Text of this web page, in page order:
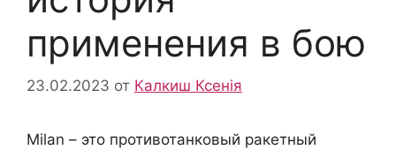
применения в бою
23.02.2023 от Калкиш Ксенія
Milan – это противотанковый ракетный